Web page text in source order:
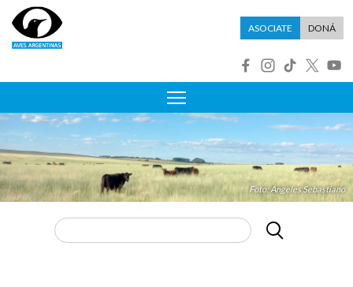
Pasar al contenido principal
Menú asociate
ASOCIATE DONÁ
Foto: Ángeles Sebastiano
Buscar